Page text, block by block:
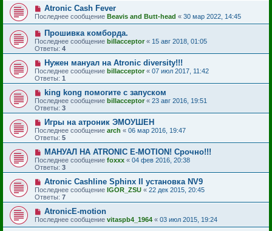
Atronic Cash Fever
Последнее сообщение Beavis and Butt-head « 30 мар 2022, 14:45
Прошивка комборда.
Последнее сообщение billacceptor « 15 авг 2018, 01:05
Ответы: 4
Нужен мануал на Atronic diversity!!!
Последнее сообщение billacceptor« 07 июл 2017, 11:42
Ответы: 1
king kong помогите с запуском
Последнее сообщение billacceptor « 23 авг 2016, 19:51
Ответы: 3
Игры на атроник ЭМОУШЕН
Последнее сообщение arch « 06 мар 2016, 19:47
Ответы: 5
МАНУАЛ НА ATRONIC E-MOTION! Срочно!!!
Последнее сообщение foxxx « 04 фев 2016, 20:38
Ответы: 3
Atronic Cashline Sphinx II установка NV9
Последнее сообщение IGOR_ZSU « 22 дек 2015, 20:45
Ответы: 7
AtroniсE-motion
Последнее сообщение vitaspb4_1964 « 03 июл 2015, 19:24